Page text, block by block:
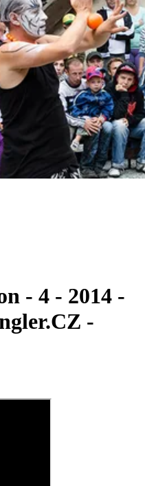
- 4 - 2014 -
-